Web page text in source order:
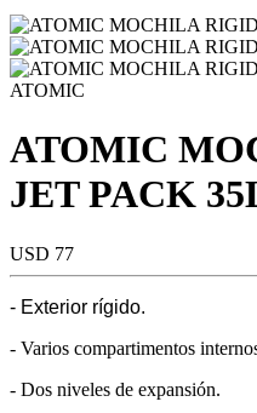
ATOMIC
ATOMIC
JET PACK
USD 77
- Exterior rígido.
- Varios compartimentos
- Dos niveles de expansión.